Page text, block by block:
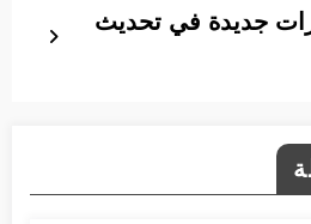
جديدة في تحديث